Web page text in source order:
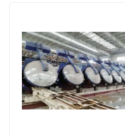
Su di noi
Visita alla fabbrica